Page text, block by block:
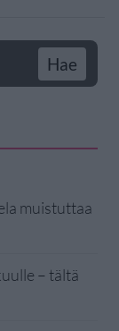
muistuttaa
– tältä